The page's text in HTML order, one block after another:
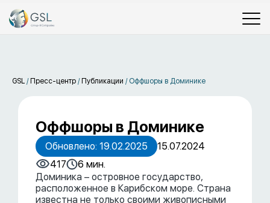
GSL / Пресс-центр / Публикации / Оффшоры в Доминике
Оффшоры в Доминике
Обновлено: 19.02.2025
15.07.2024
417
6 мин.
Доминика – островное государство,
расположенное в Карибском море. Страна
известна не только своими живописными